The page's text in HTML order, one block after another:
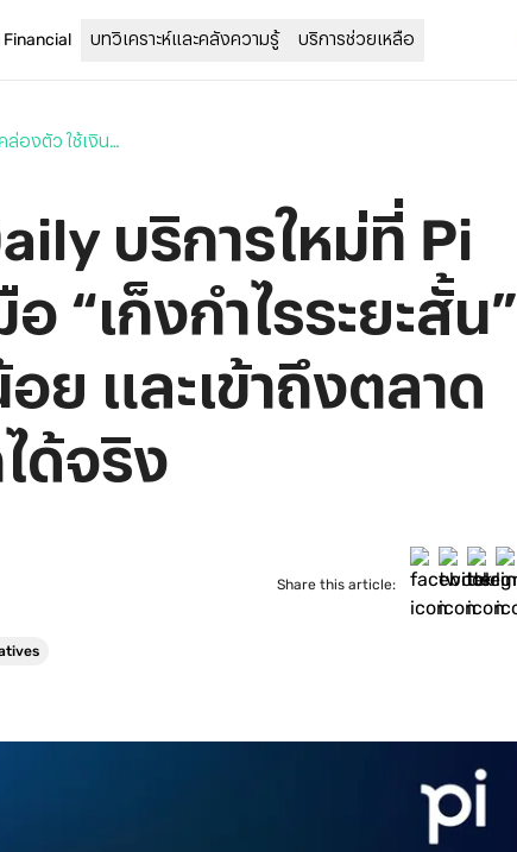
บทวิเคราะห์และคลังความรู้
บริการช่วยเหลือ
CME Expires Daily บริการใหม่ที่ Pi Financial เครื่องมือ “เก็งกำไรระยะสั้น” คล่องตัว ใช้เงินน้อย และเข้าถึงตลาดโลกได้จริง
บริการใหม่ที่ Pi
“เก็งกำไรระยะสั้น”
ย และเข้าถึงตลาด
ด้จริง
Share this article: